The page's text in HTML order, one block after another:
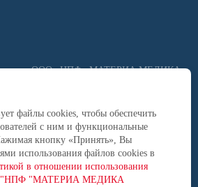
ООО «НПФ «МАТЕРИА МЕДИКА
3-й Самотечный пер., д. 9, +7 (495)
персональных данных
файлы cookies, чтобы обеспечить
с ним и функциональные
кнопку «Принять», Вы
использования файлов cookies в
в отношении использования
"НПФ "МАТЕРИА МЕДИКА